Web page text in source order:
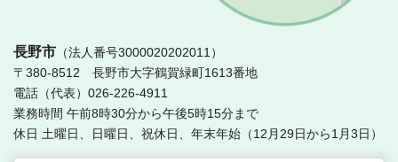
長野市 （法人番号3000020202011）
〒380-8512 長野市大字鶴賀緑町1613番地
電話（代表）026-226-4911
業務時間 午前8時30分から午後5時15分まで
休日 土曜日、日曜日、祝休日、年末年始（12月29日から1月3日）